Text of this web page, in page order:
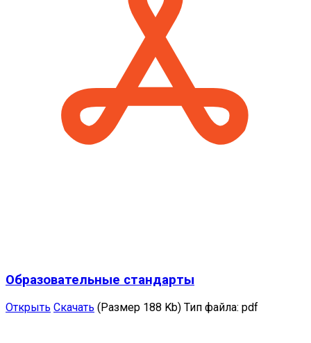
Образовательные стандарты
Открыть Скачать (Размер 188 Kb) Тип файла: pdf